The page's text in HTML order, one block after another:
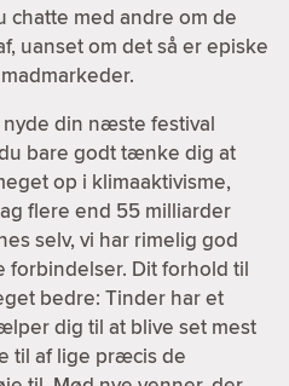
chatte med andre om de
uanset om det så er episke
din næste festival
bare godt tænke dig at
op i klimaaktivisme,
flere end 55 milliarder
selv, vi har rimelig god
forbindelser. Dit forhold til
bedre: Tinder har et
dig til at blive set mest
til af lige præcis de